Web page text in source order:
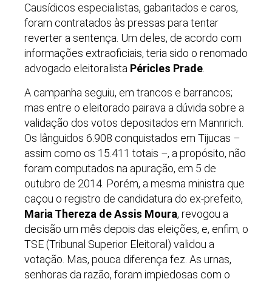
Causídicos especialistas, gabaritados e caros,
foram contratados às pressas para tentar
reverter a sentença. Um deles, de acordo com
informações extraoficiais, teria sido o renomado
advogado eleitoralista Péricles Prade
A campanha seguiu, em trancos e barrancos;
mas entre o eleitorado pairava a dúvida sobre a
validação dos votos depositados em Mannrich.
Os lânguidos 6.908 conquistados em Tijucas –
assim como os 15.411 totais –, a propósito, não
foram computados na apuração, em 5 de
outubro de 2014. Porém, a mesma ministra que
caçou o registro de candidatura do ex-prefeito,
Maria Thereza de Assis Moura, revogou a
decisão um mês depois das eleições, e, enfim, o
TSE (Tribunal Superior Eleitoral) validou a
votação. Mas, pouca diferença fez. As urnas,
senhoras da razão, foram impiedosas com o